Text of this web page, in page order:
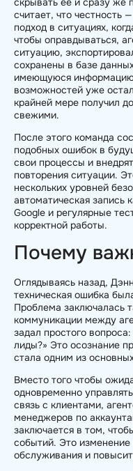
считает, что честность
подход в ситуациях,
чтобы оправдываться,
ситуацию,
сохранены в базе
имеющуюся
возможностей уже
крайней мере получил
свежими.
После этого команда
подобных ошибок в
свои процессы и
повторения ситуации.
нескольких уровней
автоматическая запись
Google и регулярные
корректной работы.
Почему
Оглядываясь назад,
техническая ошибка
Проблема заключалась
коммуникации между
задал простого
лиды?» Это осознание
стала одним из
Вместо того чтобы
одновременно
связь с клиентами,
менеджеров по
заключается в том,
событий. Это изменение
обслуживания и